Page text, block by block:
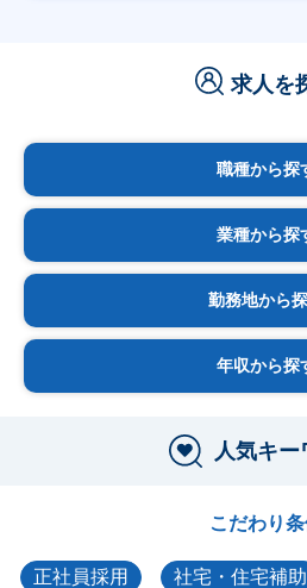
求人を
職種から探
業種から探
勤務地から
年収から探
人気キー
こだわり
正社員採用 社宅・住宅補助